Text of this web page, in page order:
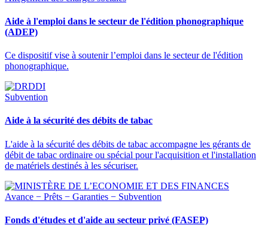
Aide à l'emploi dans le secteur de l'édition phonographique
(ADEP)
Ce dispositif vise à soutenir l’emploi dans le secteur de l'édition
phonographique.
Subvention
Aide à la sécurité des débits de tabac
L'aide à la sécurité des débits de tabac accompagne les gérants de
débit de tabac ordinaire ou spécial pour l'acquisition et l'installation
de matériels destinés à les sécuriser.
Avance − Prêts − Garanties − Subvention
Fonds d'études et d'aide au secteur privé (FASEP)